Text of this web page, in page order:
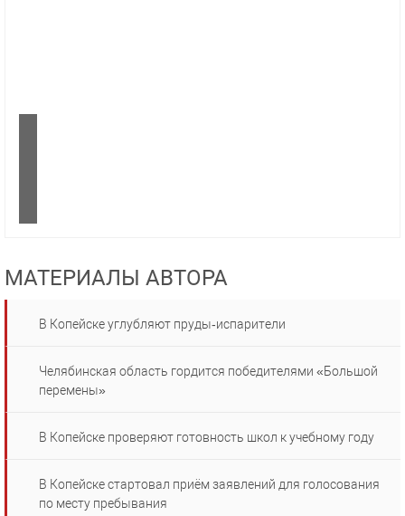
МАТЕРИАЛЫ АВТОРА
В Копейске углубляют пруды‑испарители
Челябинская область гордится победителями «Большой
перемены»
В Копейске проверяют готовность школ к учебному году
В Копейске стартовал приём заявлений для голосования
по месту пребывания